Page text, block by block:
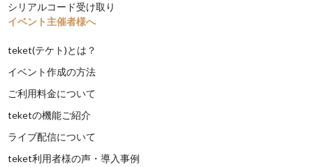
シリアルコード受け取り
イベント主催者様へ
teket(テケト)とは？
イベント作成の方法
ご利用料金について
teketの機能ご紹介
ライブ配信について
teket利用者様の声・導入事例